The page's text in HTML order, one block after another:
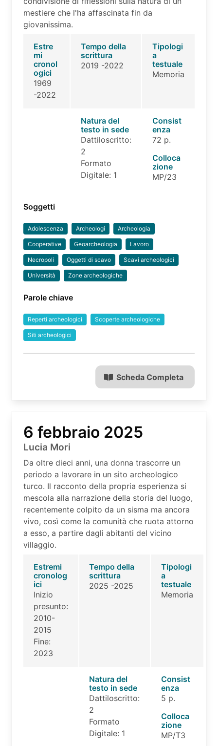
mestiere che l'ha affascinata fin da
giovanissima.
Estre
mi
cronol
ogici
1969
-2022
Tempo della
scrittura
2019 -2022
Tipologi
a
testuale
Memoria
Natura del
testo in sede
Dattiloscritto:
2
Formato
Digitale: 1
Consist
enza
72 p.
Colloca
zione
MP/23
Soggetti
Adolescenza Archeologi Archeologia
Cooperative Geoarcheologia Lavoro
Necropoli Oggetti di scavo Scavi archeologici
Università Zone archeologiche
Parole chiave
Reperti archeologici Scoperte archeologiche
Siti archeologici
Scheda Completa
6 febbraio 2025
Lucia Mori
Da oltre dieci anni, una donna trascorre un
periodo a lavorare in un sito archeologico
turco. Il racconto della propria esperienza si
mescola alla narrazione della storia del luogo,
recentemente colpito da un sisma ma ancora
vivo, così come la comunità che ruota attorno
a esso, a partire dagli abitanti del vicino
villaggio.
Estremi
cronolog
ici
Inizio
presunto:
2010-
2015
Fine:
2023
Tempo della
scrittura
2025 -2025
Tipologi
a
testuale
Memoria
Natura del
testo in sede
Dattiloscritto:
2
Formato
Digitale: 1
Consist
enza
5 p.
Colloca
zione
MP/T3